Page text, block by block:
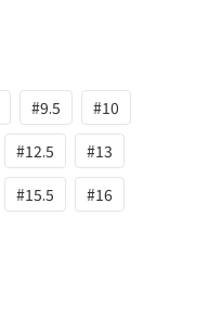
#9.5
#10
#12.5
#13
#15.5 #16